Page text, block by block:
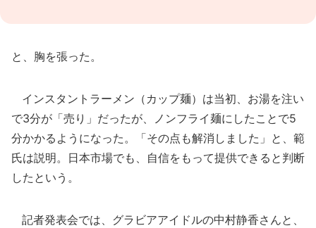
と、胸を張った。
インスタントラーメン（カップ麺）は当初、お湯を注い
で3分が「売り」だったが、ノンフライ麺にしたことで5
分かかるようになった。「その点も解消しました」と、範
氏は説明。日本市場でも、自信をもって提供できると判断
したという。
記者発表会では、グラビアアイドルの中村静香さんと、